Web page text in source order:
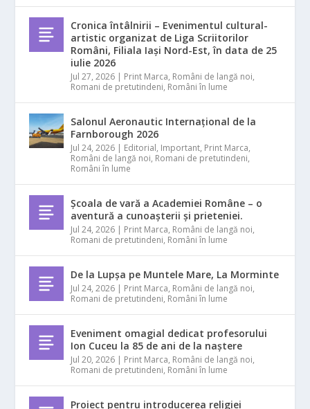
Cronica întâlnirii – Evenimentul cultural-
artistic organizat de Liga Scriitorilor
Români, Filiala Iași Nord-Est, în data de 25
iulie 2026
Jul 27, 2026 | Print Marca, Români de langă noi,
Romani de pretutindeni, Români în lume
Salonul Aeronautic Internațional de la
Farnborough 2026
Jul 24, 2026 | Editorial, Important, Print Marca,
Români de langă noi, Romani de pretutindeni,
Români în lume
Școala de vară a Academiei Române – o
aventură a cunoașterii și prieteniei.
Jul 24, 2026 | Print Marca, Români de langă noi,
Romani de pretutindeni, Români în lume
De la Lupșa pe Muntele Mare, La Morminte
Jul 24, 2026 | Print Marca, Români de langă noi,
Romani de pretutindeni, Români în lume
Eveniment omagial dedicat profesorului
Ion Cuceu la 85 de ani de la naștere
Jul 20, 2026 | Print Marca, Români de langă noi,
Romani de pretutindeni, Români în lume
Proiect pentru introducerea religiei